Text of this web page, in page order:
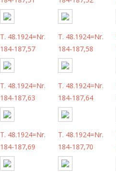
T. 48.1924=Nr.
184-187,57
T. 48.1924=Nr.
184-187,58
T. 48.1924=Nr.
184-187,63
T. 48.1924=Nr.
184-187,64
T. 48.1924=Nr.
184-187,69
T. 48.1924=Nr.
184-187,70